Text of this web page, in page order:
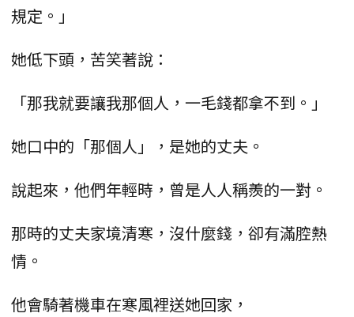
規定。」
她低下頭，苦笑著說：
「那我就要讓我那個人，一毛錢都拿不到。」
她口中的「那個人」，是她的丈夫。
說起來，他們年輕時，曾是人人稱羨的一對。
那時的丈夫家境清寒，沒什麼錢，卻有滿腔熱
情。
他會騎著機車在寒風裡送她回家，